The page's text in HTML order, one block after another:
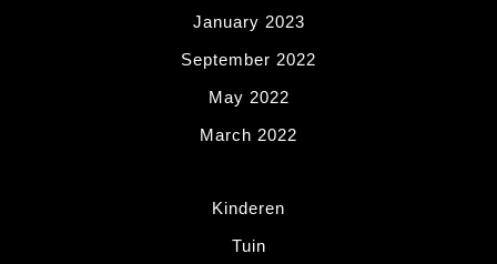
January 2023
September 2022
May 2022
March 2022
Kinderen
Tuin